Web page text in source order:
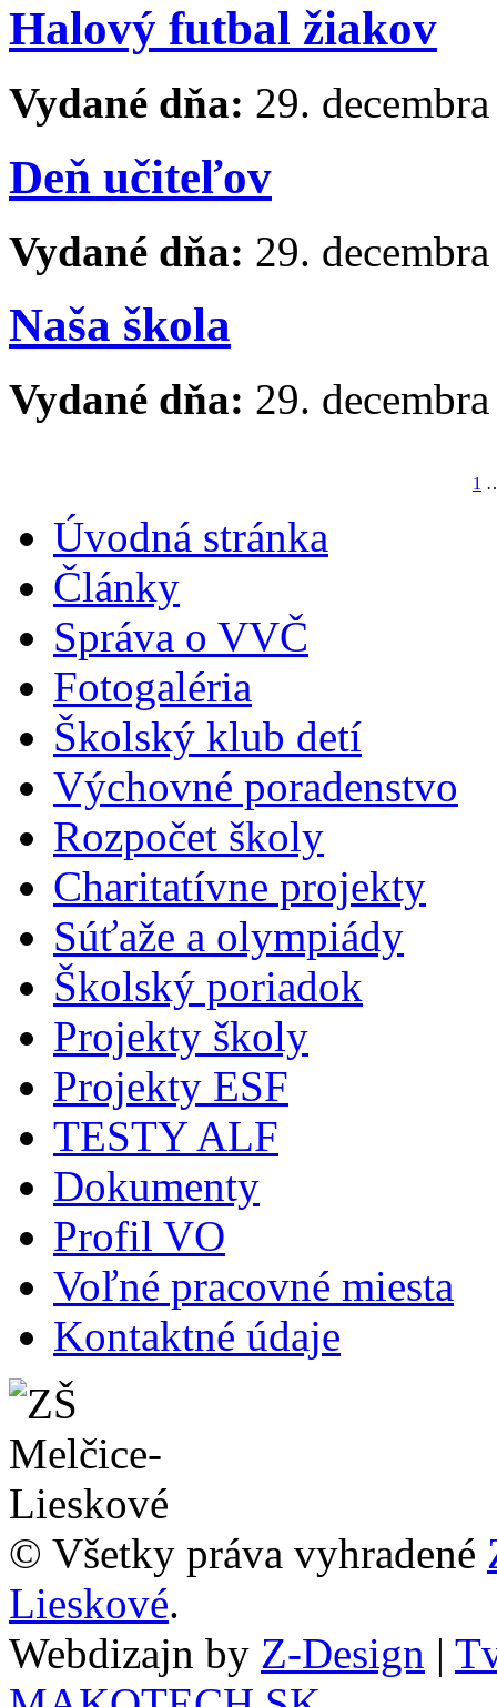
Halový futbal žiakov
Vydané dňa: 29.
Deň učiteľov
Vydané dňa: 29.
Naša škola
Vydané dňa: 29.
1
Úvodná stránka
Články
Správa o VVČ
Fotogaléria
Školský klub detí
Výchovné poradenstvo
Rozpočet školy
Charitatívne projekty
Súťaže a olympiády
Školský poriadok
Projekty školy
Projekty ESF
TESTY ALF
Dokumenty
Profil VO
Voľné pracovné miesta
Kontaktné údaje
© Všetky práva vyhradené
Lieskové.
Webdizajn by Z-Design |